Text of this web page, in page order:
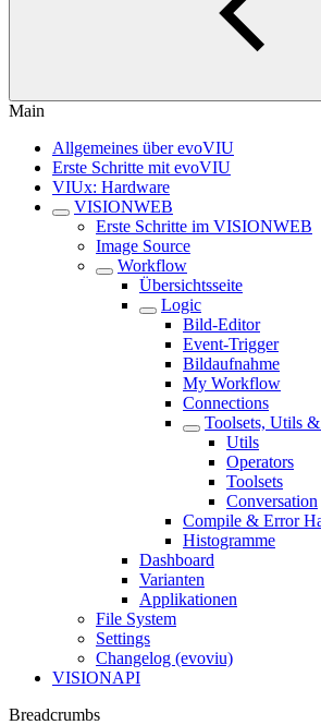
Main
Allgemeines über evoVIU
Erste Schritte mit evoVIU
VIUx: Hardware
VISIONWEB
Erste Schritte im VISIONWEB
Image Source
Workflow
Übersichtsseite
Logic
Bild-Editor
Event-Trigger
Bildaufnahme
My Workflow
Connections
Toolsets, Utils
Utils
Operators
Toolsets
Conversation
Compile & Error
Histogramme
Dashboard
Varianten
Applikationen
File System
Settings
Changelog (evoviu)
VISIONAPI
Breadcrumbs